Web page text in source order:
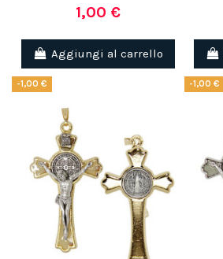
1,00 €
Aggiungi al carrello
-1,00 € -1,00 €